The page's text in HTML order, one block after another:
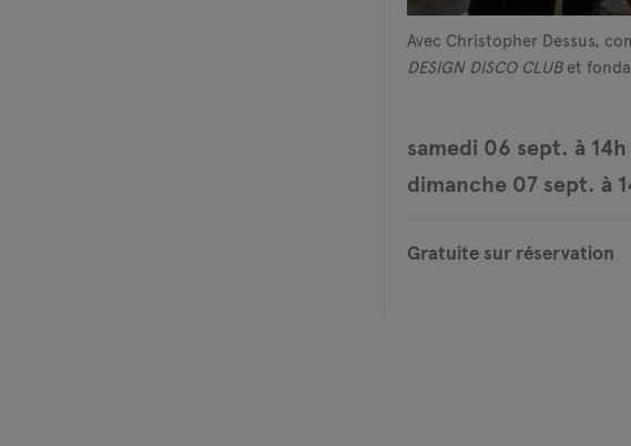
Avec Christopher Dessus,
DESIGN DISCO CLUBet
samedi 06 sept. à 14h
dimanche 07 sept. à
Gratuite sur réservation